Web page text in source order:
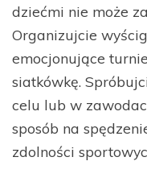
dziećmi nie może
Organizujcie
emocjonujące
siatkówkę.
celu lub w
sposób na
zdolności